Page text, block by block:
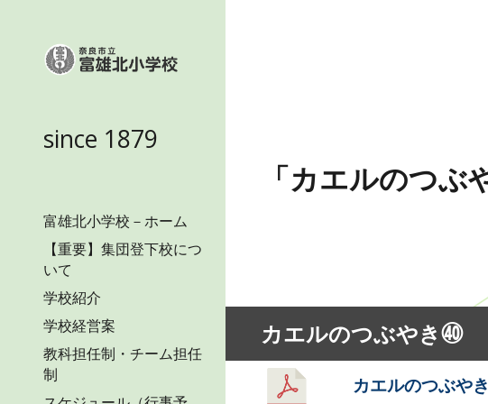
since 1879
富雄北小学校－ホーム
【重要】集団登下校につ
いて
学校紹介
学校経営案
教科担任制・チーム担任
制
「カエルのつ
カエルのつぶやき㊵
カエルのつぶや